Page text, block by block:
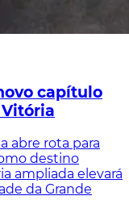
capítulo
abre rota para
destino
ampliada elevará
da Grande